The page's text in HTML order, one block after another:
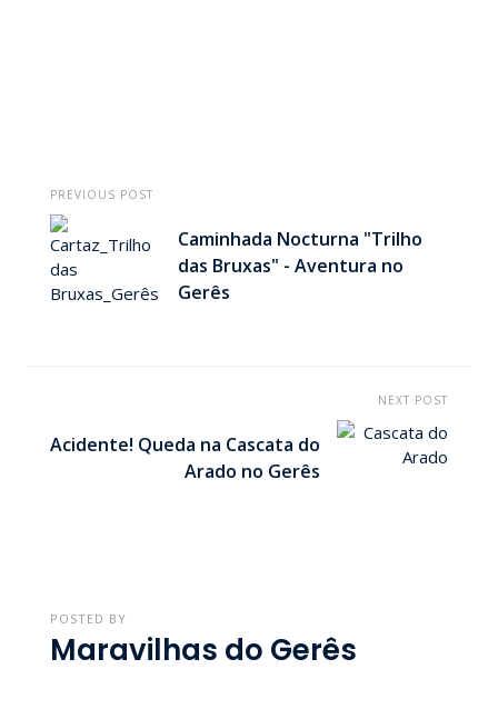
PREVIOUS POST
Caminhada Nocturna "Trilho
das Bruxas" - Aventura no
Gerês
NEXT POST
Acidente! Queda na Cascata do
Arado no Gerês
POSTED BY
Maravilhas do Gerês